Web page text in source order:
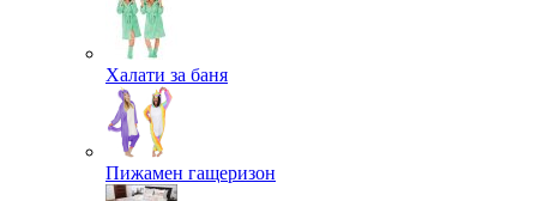
Халати за баня
Пижамен гащеризон